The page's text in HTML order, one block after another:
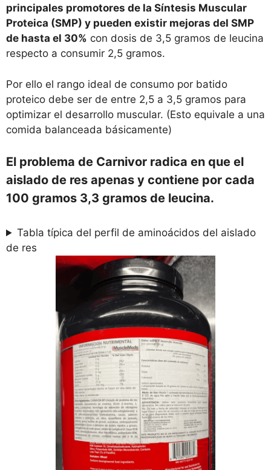
principales promotores de la Síntesis Muscular
Proteica (SMP) y pueden existir mejoras del SMP
de hasta el 30% con dosis de 3,5 gramos de leucina
respecto a consumir 2,5 gramos.
Por ello el rango ideal de consumo por batido
proteico debe ser de entre 2,5 a 3,5 gramos para
optimizar el desarrollo muscular. (Esto equivale a una
comida balanceada básicamente)
El problema de Carnivor radica en que el
aislado de res apenas y contiene por cada
100 gramos 3,3 gramos de leucina.
Tabla típica del perfil de aminoácidos del aislado
de res